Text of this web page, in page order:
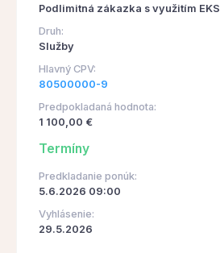
Podlimitná zákazka s využitím EKS
Druh:
Služby
Hlavný CPV:
80500000-9
Predpokladaná hodnota:
1 100,00 €
Termíny
Predkladanie ponúk:
5.6.2026 09:00
Vyhlásenie:
29.5.2026